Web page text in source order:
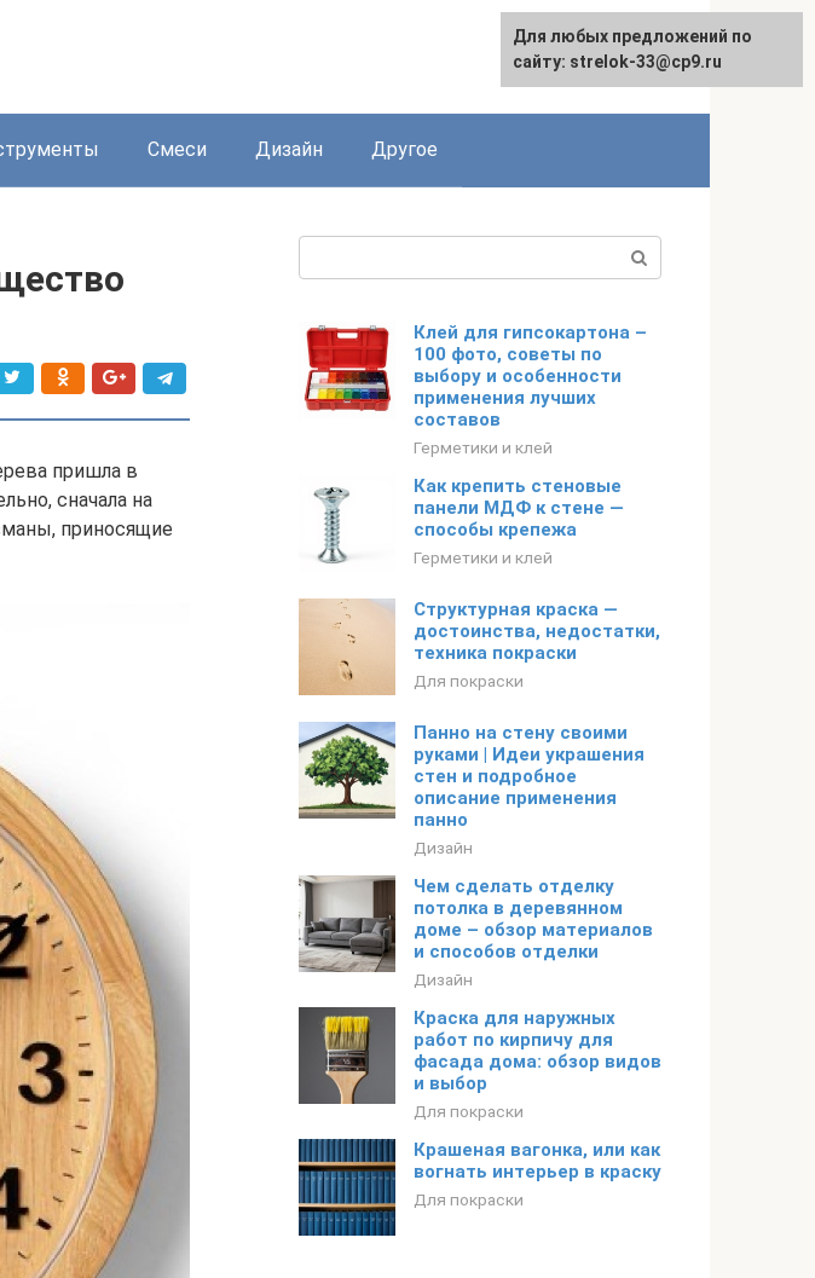
Смеси Дизайн Другое
пришла в
сначала на
приносящие
Клей для гипсокартона –
100 фото, советы по
выбору и особенности
применения лучших
составов
Герметики и клей
Как крепить стеновые
панели МДФ к стене —
способы крепежа
Герметики и клей
Структурная краска —
достоинства, недостатки,
техника покраски
Для покраски
Панно на стену своими
руками | Идеи украшения
стен и подробное
описание применения
панно
Дизайн
Чем сделать отделку
потолка в деревянном
доме – обзор материалов
и способов отделки
Дизайн
Краска для наружных
работ по кирпичу для
фасада дома: обзор видов
и выбор
Для покраски
Крашеная вагонка, или как
вогнать интерьер в краску
Для покраски
Для любых предложений по
сайту: strelok-33@cp9.ru
Для любых предложений по
сайту: strelok-33@cp9.ru